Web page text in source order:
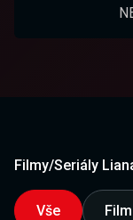
Filmy/Seriály
Vše Film